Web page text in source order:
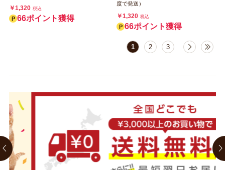
￥1,320 税込
66ポイント獲得
度で発送）
￥1,320 税込
66ポイント獲得
1 2 3